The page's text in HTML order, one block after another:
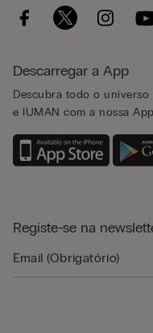
Descarregar a App
Descubra todo o universo
e IUMAN com a nossa
Registe-se na